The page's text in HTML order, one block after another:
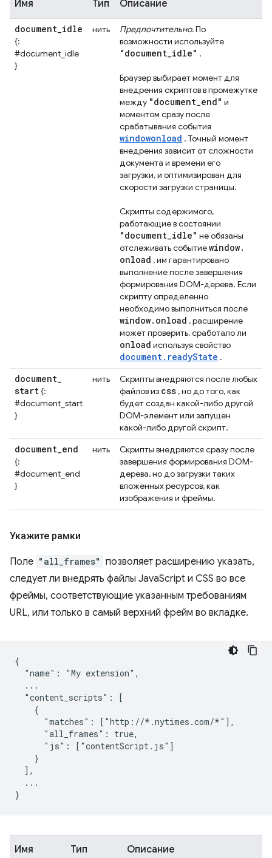
Имя Тип Описание
document_idle
{:
#document_idle
}
нить Предпочтительно.По
возможности используйте
"document_idle" .
Браузер выбирает момент для
внедрения скриптов в промежутке
между "document_end" и
моментом сразу после
срабатывания события
windowonload . Точный момент
внедрения зависит от сложности
документа и времени его
загрузки, и оптимизирован для
скорости загрузки страницы.
Скрипты содержимого,
работающие в состоянии
"document_idle" не обязаны
отслеживать событиеwindow.
onload , им гарантировано
выполнение после завершения
формирования DOM-дерева. Если
скрипту определенно
необходимо выполниться после
window. onload , расширение
может проверить, сработало ли
onload используя свойство
document.readyState .
document_
start{:
#document_start
}
нить
Скрипты внедряются после любых
файлов из css , но до того, как
будет создан какой-либо другой
DOM-элемент или запущен
какой-либо другой скрипт.
document_end
{:
#document_end
}
нить
Скрипты внедряются сразу после
завершения формирования DOM-
дерева, но до загрузки таких
вложенных ресурсов, как
изображения и фреймы.
Укажите рамки
Поле "all_frames" позволяет расширению указать,
следует ли внедрять файлы JavaScript и CSS во все
фреймы, соответствующие указанным требованиям
URL, или только в самый верхний фрейм во вкладке.
{
  "name": "My extension",
  ...
  "content_scripts": [
    {
      "matches": ["http://*.nytimes.com/*"],
      "all_frames": true,
      "js": ["contentScript.js"]
    }
  ],
  ...
Имя Тип Описание